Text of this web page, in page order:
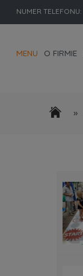
NUMER TELEFONU:
MENU O FIRMIE
»